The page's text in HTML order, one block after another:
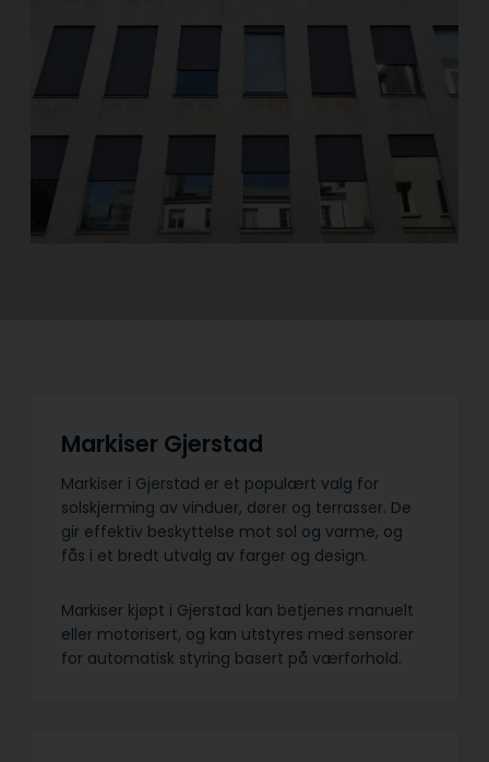
Markiser Gjerstad
Markiser i Gjerstad er et populært valg for
solskjerming av vinduer, dører og terrasser. De
gir effektiv beskyttelse mot sol og varme, og
fås i et bredt utvalg av farger og design.
Markiser kjøpt i Gjerstad kan betjenes manuelt
eller motorisert, og kan utstyres med sensorer
for automatisk styring basert på værforhold.